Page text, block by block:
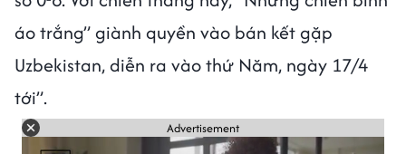
áo trắng” giành quyền vào bán kết gặp
Uzbekistan, diễn ra vào thứ Năm, ngày 17/4
tới”.
Advertisement